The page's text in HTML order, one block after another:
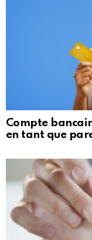
Compte
en tant que